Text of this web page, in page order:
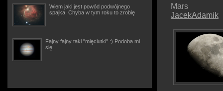
Wiem jaki jest powód podwójnego
spajka. Chyba w tym roku to zrobię
Fajny fajny taki "mięciutki" :) Podoba mi
się.
Mars
JacekAdamik